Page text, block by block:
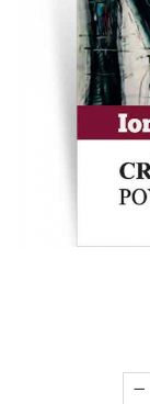
Universala
Non-fictiune
Memorii, biografii
Publicistica,